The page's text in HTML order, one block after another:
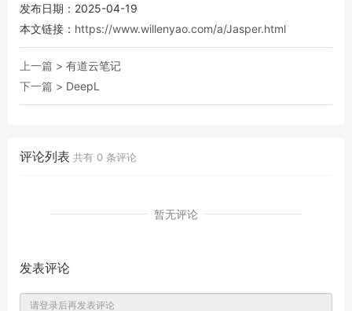
发布日期：2025-04-19
本文链接： https://www.willenyao.com/a/Jasper.html
上一篇 > 有道云笔记
下一篇 > DeepL
评论列表 共有 0 条评论
暂无评论
发表评论